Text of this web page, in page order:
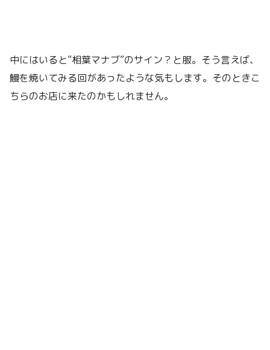
中にはいると”相葉マナブ”のサイン？と服。そう言えば、
鰻を焼いてみる回があったような気もします。そのときこ
ちらのお店に来たのかもしれません。